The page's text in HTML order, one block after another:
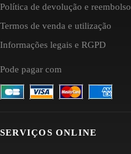
Política de devolução e reembolso
Termos de venda e utilização
Informações legais e RGPD
Pode pagar com
SERVIÇOS ONLINE